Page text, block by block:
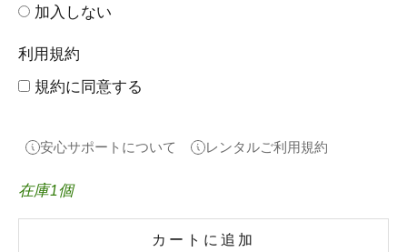
加入しない
利用規約
規約に同意する
安心サポートについて レンタルご利用規約
在庫1個
カートに追加